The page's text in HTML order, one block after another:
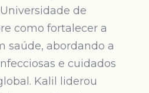
de
como fortalecer a
saúde, abordando a
e cuidados
Kalil liderou